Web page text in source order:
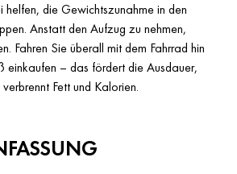
die Gewichtszunahme in den
Anstatt den Aufzug zu nehmen,
Fahren Sie überall mit dem Fahrrad hin
einkaufen – das fördert die Ausdauer,
Fett und Kalorien.